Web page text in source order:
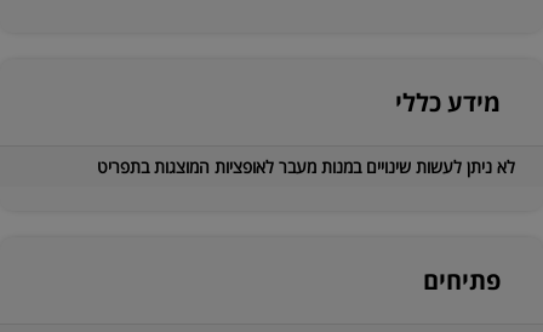
מידע כללי
לא ניתן לעשות שינויים במנות מעבר לאופציות המוצגות בתפריט
פתיחים